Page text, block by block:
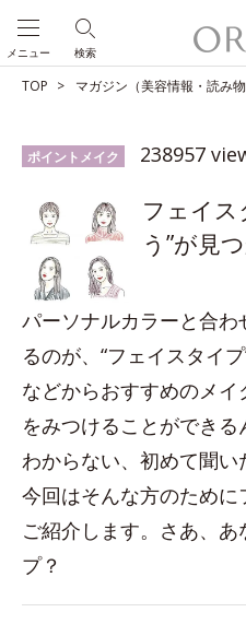
検索
メニュー
TOP マガジン（美容情報・読み物
ポイントメイク 238957
フェイス
う”が見
パーソナルカラーと合
るのが、“フェイスタイ
などからおすすめのメ
をみつけることができる
わからない、初めて聞い
今回はそんな方のため
ご紹介します。さあ、
プ？